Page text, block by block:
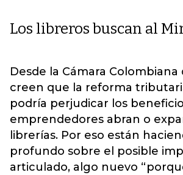
Los libreros buscan al
Desde la Cámara Colombiana
creen que la reforma
podría perjudicar los
emprendedores abran o
librerías. Por eso están
profundo sobre el posible
articulado, algo nuevo